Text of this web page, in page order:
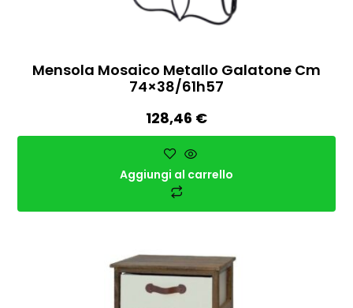
Mensola Mosaico Metallo Galatone Cm
74×38/61h57
128,46 €
Aggiungi al carrello